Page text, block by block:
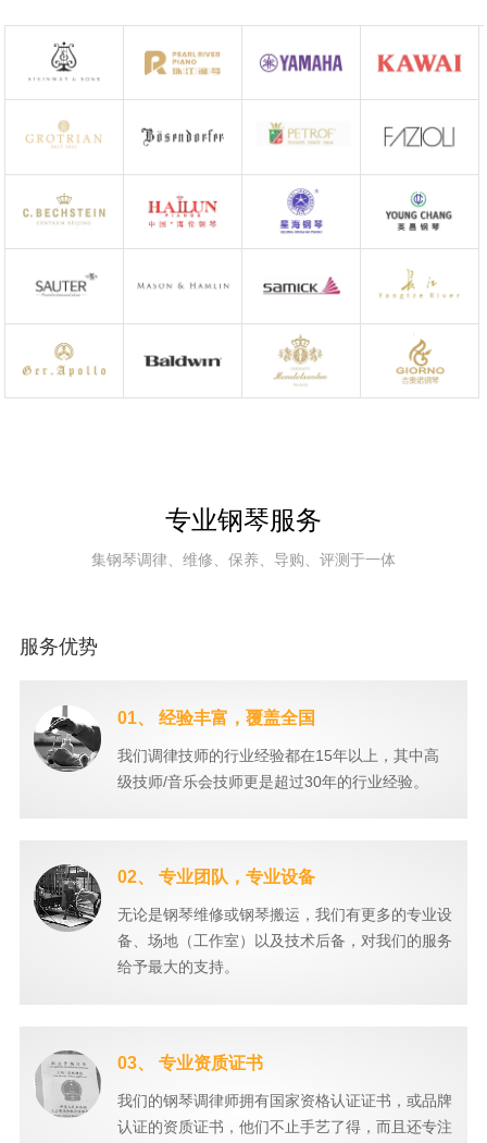
专业钢琴服务
集钢琴调律、维修、保养、导购、评测于一体
服务优势
01、 经验丰富，覆盖全国
我们调律技师的行业经验都在15年以上，其中高
级技师/音乐会技师更是超过30年的行业经验。
02、 专业团队，专业设备
无论是钢琴维修或钢琴搬运，我们有更多的专业设
备、场地（工作室）以及技术后备，对我们的服务
给予最大的支持。
03、 专业资质证书
我们的钢琴调律师拥有国家资格认证证书，或品牌
认证的资质证书，他们不止手艺了得，而且还专注